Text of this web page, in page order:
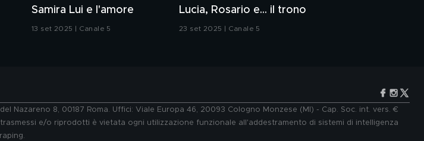
Samira Lui e l'amore
13 set 2025 | Canale 5
Lucia, Rosario e... il trono
23 set 2025 | Canale 5
Nazareno 8, 00187 Roma. Uffici: Viale Europa 46, 20093 Cologno Monzese (MI) - Cap. Soc. int. vers. €
e/o riprodotti è vietata ogni utilizzazione funzionale all'addestramento di sistemi di intelligenza